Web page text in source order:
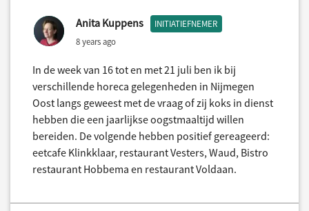
Anita Kuppens INITIATIEFNEMER
8 years ago
In de week van 16 tot en met 21 juli ben ik bij
verschillende horeca gelegenheden in Nijmegen
Oost langs geweest met de vraag of zij koks in dienst
hebben die een jaarlijkse oogstmaaltijd willen
bereiden. De volgende hebben positief gereageerd:
eetcafe Klinkklaar, restaurant Vesters, Waud, Bistro
restaurant Hobbema en restaurant Voldaan.